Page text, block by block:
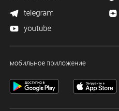
telegram
youtube
мобильное приложение